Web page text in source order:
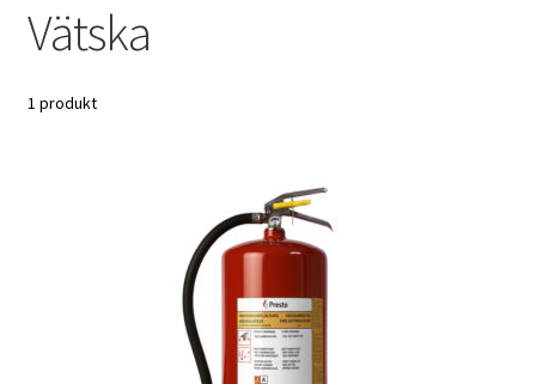
Kontakt
Huvudkontor
Skicka in din ansökan
Vätska
1 produkt